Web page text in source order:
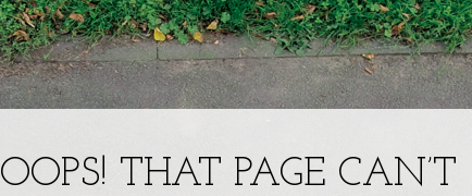
im
öffentlichen
OOPS! THAT PAGE CAN’T